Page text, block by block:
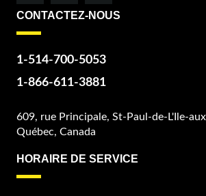
CONTACTEZ-NOUS
1-514-700-5053
1-866-611-3881
609, rue Principale, St-Paul-de-L'Ile-
Québec, Canada
HORAIRE DE SERVICE